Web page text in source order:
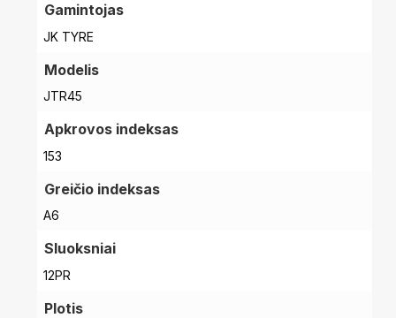
Gamintojas
JK TYRE
Modelis
JTR45
Apkrovos indeksas
153
Greičio indeksas
A6
Sluoksniai
12PR
Plotis